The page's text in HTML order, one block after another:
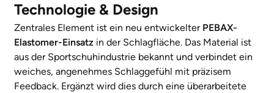
Technologie & Design
Zentrales Element ist ein neu entwickelter PEBAX-
Elastomer-Einsatz in der Schlagfläche. Das Material ist
aus der Sportschuhindustrie bekannt und verbindet ein
weiches, angenehmes Schlaggefühl mit präzisem
Feedback. Ergänzt wird dies durch eine überarbeitete